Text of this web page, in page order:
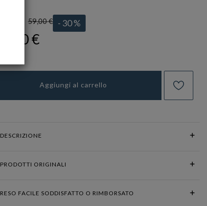
59,00 € - 30 %
41,30 €
Aggiungi al carrello
DESCRIZIONE
PRODOTTI ORIGINALI
RESO FACILE SODDISFATTO O RIMBORSATO